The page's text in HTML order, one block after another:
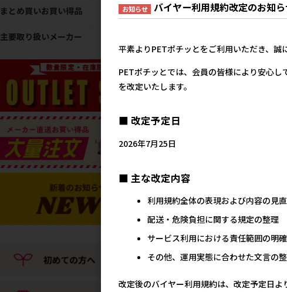
まとめ買いお買い得品
主要取り扱いメーカー
お知らせ バイヤー利用規約改定のお知
平素よりPETポチッとをご利用いただき、誠
PETポチッとでは、会員の皆様により安心
を改定いたします。
■ 改定予定日
2026年7月25日
■ 主な改定内容
利用規約全体の表現および内容の見
配送・危険負担に関する規定の整理
サービス利用における責任範囲の明
その他、運用実態に合わせた文言の
改定後のバイヤー利用規約は、改定予定日よ